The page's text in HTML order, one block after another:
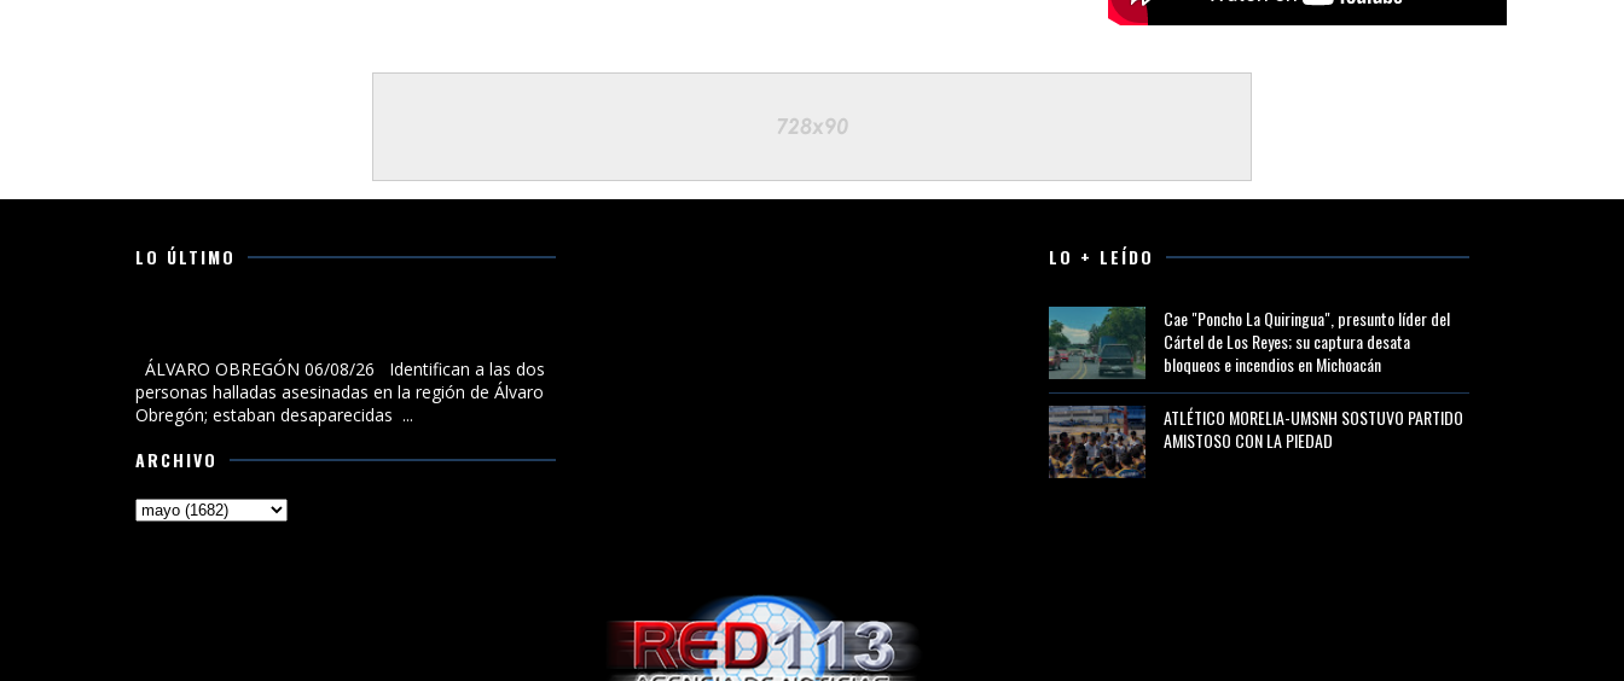
LO ÚLTIMO
ÁLVARO OBREGÓN 06/08/26 Identifican a las dos
personas halladas asesinadas en la región de Álvaro
Obregón; estaban desaparecidas ...
ARCHIVO
LO + LEÍDO
Cae "Poncho La Quiringua", presunto líder del
Cártel de Los Reyes; su captura desata
bloqueos e incendios en Michoacán
ATLÉTICO MORELIA-UMSNH SOSTUVO PARTIDO
AMISTOSO CON LA PIEDAD